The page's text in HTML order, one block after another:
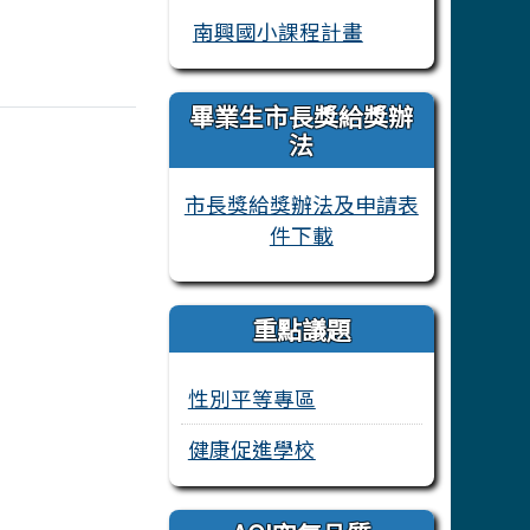
南興國小課程計畫
畢業生市長獎給獎辦
法
市長獎給獎辦法及申請表
件下載
重點議題
性別平等專區
健康促進學校